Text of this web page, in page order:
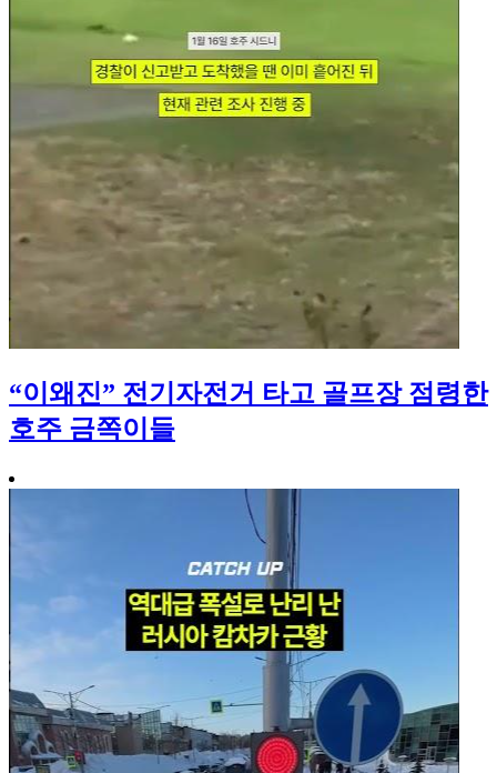
“이왜진” 전기자전거 타고 골프장 점령한
호주 금쪽이들